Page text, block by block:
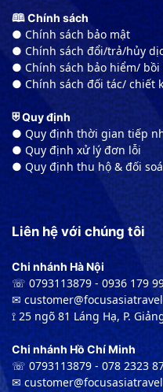
🕮 Chính sách
● Chính sách bảo mật
● Chính sách đổi/trả/hủy
● Chính sách bảo hiểm/
● Chính sách đối tác/ chiết
⛨ Quy định
● Quy định thời gian tiếp
● Quy định xử lý đơn lỗi
● Quy định thu hộ & đối
Liên hệ với chúng tôi
Chi nhánh Hà Nội
☏ 0793113879 - 0936 179
✉︎
⟟ 25 ngõ 81 Láng Hạ, P.
Chi nhánh Hồ Chí Minh
☏ 0793113879 - 078 2323
✉︎